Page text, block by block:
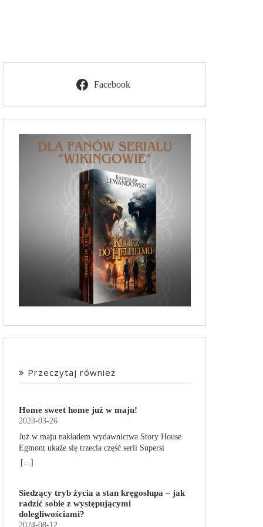
Facebook
Przeczytaj również
Home sweet home już w maju!
2023-03-26
Już w maju nakładem wydawnictwa Story House
Egmont ukaże się trzecia część serii Supersi
scenarzysty Frederic Maupome. Ten tom nosi tytuł
obdarzone supermocami i wspomagane przez
robota o imieniu Al. Są rozdarte między chęcią
prowadzenia normalnego życia wśród ludzi a
[...]
Siedzący tryb życia a stan kręgosłupa – jak
radzić sobie z występującymi
dolegliwościami?
2024-08-12